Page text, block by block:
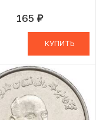
165 руб.В КОРЗИНЕ
КУПИТЬ